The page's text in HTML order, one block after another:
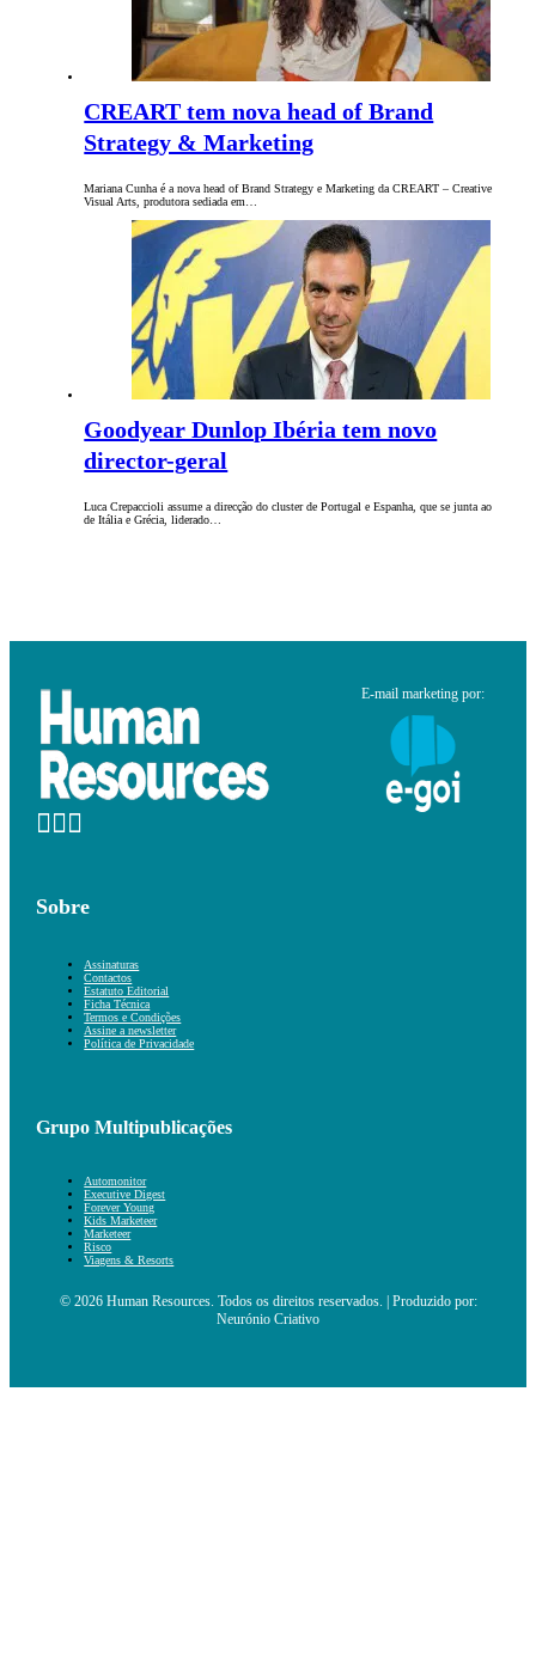
CREART tem nova head of Brand
Strategy & Marketing
Mariana Cunha é a nova head of Brand Strategy e Marketing da CREART – Creative
Visual Arts, produtora sediada em…
Goodyear Dunlop Ibéria tem novo
director-geral
Luca Crepaccioli assume a direcção do cluster de Portugal e Espanha, que se junta ao
de Itália e Grécia, liderado…
E-mail marketing por:
Sobre
Assinaturas
Contactos
Estatuto Editorial
Ficha Técnica
Termos e Condições
Assine a newsletter
Política de Privacidade
Grupo Multipublicações
Automonitor
Executive Digest
Forever Young
Kids Marketeer
Marketeer
Risco
Viagens & Resorts
© 2026 Human Resources. Todos os direitos reservados. | Produzido por:
Neurónio Criativo